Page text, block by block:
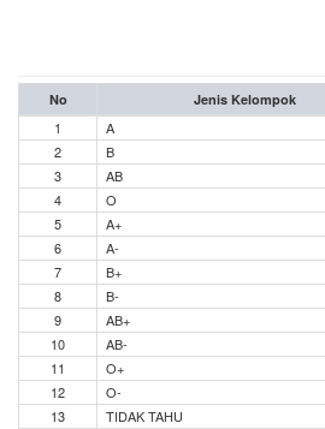
No Jenis Kelompok
1 A
2
B
3
AB
4
O
5
A+
6
A-
7
B+
8
B-
9
AB+
10
AB-
11
O+
12
O-
13
TIDAK TAHU